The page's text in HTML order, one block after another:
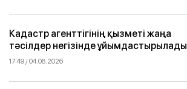
Кадастр агенттігінің қызметі жаңа
тәсілдер негізінде ұйымдастырылады
17:49 / 04.08.2026